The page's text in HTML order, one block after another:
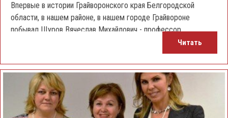
Впервые в истории Грайворонского края Белгородской
области, в нашем районе, в нашем городе Грайвороне
побывал Щуров Вячеслав Михайлович - профессор
Московской государственной консерватории, один из
крупнейших российских фольклористов, доктор
искусствоведения, заслуженный деятель искусств РФ, член
Союза композиторов России, известный в России и за
рубежом собиратель, исследователь, популяризатор
музыкального фольклора.
Читать